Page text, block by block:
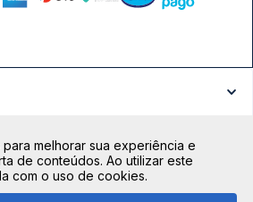
melhorar sua experiência e
de conteúdos. Ao utilizar este
com o uso de cookies.